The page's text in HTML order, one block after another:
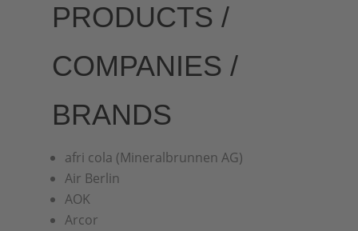
PRODUCTS /
COMPANIES /
BRANDS
afri cola (Mineralbrunnen AG)
Air Berlin
AOK
Arcor